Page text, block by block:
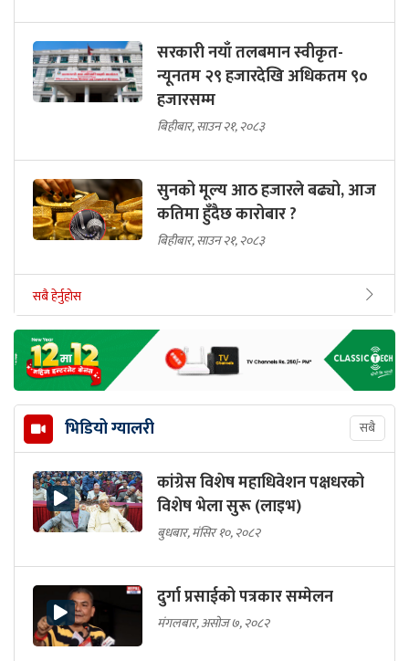
सरकारी नयाँ तलबमान स्वीकृत-
न्यूनतम २९ हजारदेखि अधिकतम ९०
हजारसम्म
बिहीबार, साउन २१, २०८३
सुनको मूल्य आठ हजारले बढ्यो, आज
कतिमा हुँदैछ कारोबार ?
बिहीबार, साउन २१, २०८३
सबै हेर्नुहोस
भिडियो ग्यालरी सबै
कांग्रेस विशेष महाधिवेशन पक्षधरको
विशेष भेला सुरू (लाइभ)
बुधबार, मंसिर १०, २०८२
दुर्गा प्रसाईको पत्रकार सम्मेलन
मंगलबार, असोज ७, २०८२